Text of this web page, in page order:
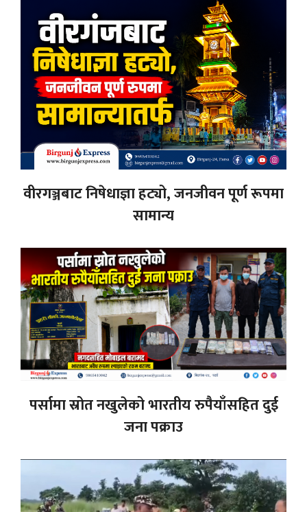
वीरगञ्जबाट निषेधाज्ञा हट्यो, जनजीवन पूर्ण रूपमा
सामान्य
पर्सामा स्रोत नखुलेको भारतीय रुपैयाँसहित दुई
जना पक्राउ